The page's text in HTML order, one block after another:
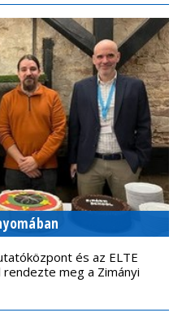
és az ELTE
rendezte meg a Zimányi